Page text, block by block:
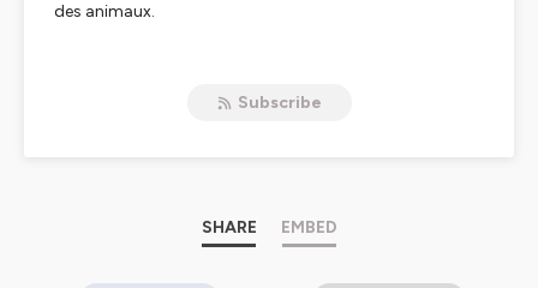
des animaux.
Subscribe
SHARE EMBED